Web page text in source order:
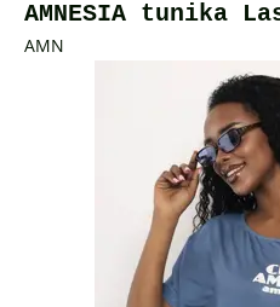
AMNESIA tunika
AMN